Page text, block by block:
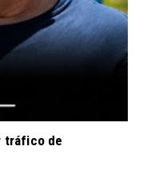
tráfico de